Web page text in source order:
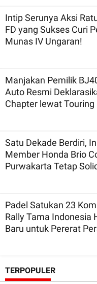
Intip Serunya Aksi
FD yang Sukses Curi
Munas IV Ungaran!
Manjakan Pemilik
Auto Resmi
Chapter lewat Touring
Satu Dekade Berdiri,
Member Honda Brio
Purwakarta Tetap
Padel Satukan 23
Rally Tama Indonesia
Baru untuk Pererat
TERPOPULER